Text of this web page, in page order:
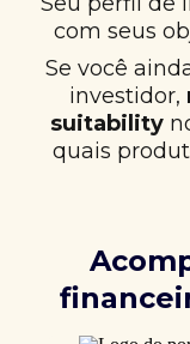
com seus
Se você
investidor,
suitability
quais